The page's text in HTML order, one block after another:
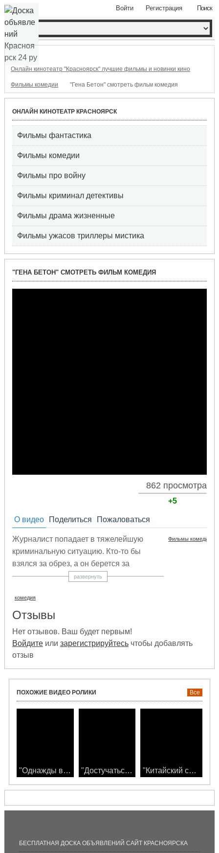
Поиск
Войти Регистрация
Онлайн кинотеатр "Красноярск" лучшие фильмы и новинки кино
Фильмы комедии "Гена Бетон" смотреть фильм комедия
ОНЛАЙН КИНОТЕАТР КРАСНОЯРСК
Фильмы фантастика
Фильмы комедии
Фильмы про войну
Фильмы криминал детективы
Фильмы драма жизненные
Фильмы ужасов триллеры мистика
"ГЕНА БЕТОН" СМОТРЕТЬ ФИЛЬМ КОМЕДИЯ
862 просмотра
+5
О видео Поделиться Пожаловаться
Журналист попадает в тяжелейшую
криминальную ситуацию. Кто-то бы
взялся за обрез, а он берется за
авторучку и виртуозно выходит из
жизнь города. Смотреть кино комедии
онлайн бесплатно
развернуть
комедия
Фильмы комедии
Отзывы
Нет отзывов. Ваш будет первым!
Войдитеили зарегистрируйтесьчтобы добавлять
отзыв
ПОХОЖИЕ ВИДЕО РОЛИКИ Все
"Однажды в Ирландии" смотреть фильм онлайн "Достучаться до небес" смотреть фильм "Китайский сервиз" смотреть фильм онлайн
БЕСПЛАТНАЯ ДОСКА ОБЪЯВЛЕНИЙ САЙТ КРАСНОЯРСКА